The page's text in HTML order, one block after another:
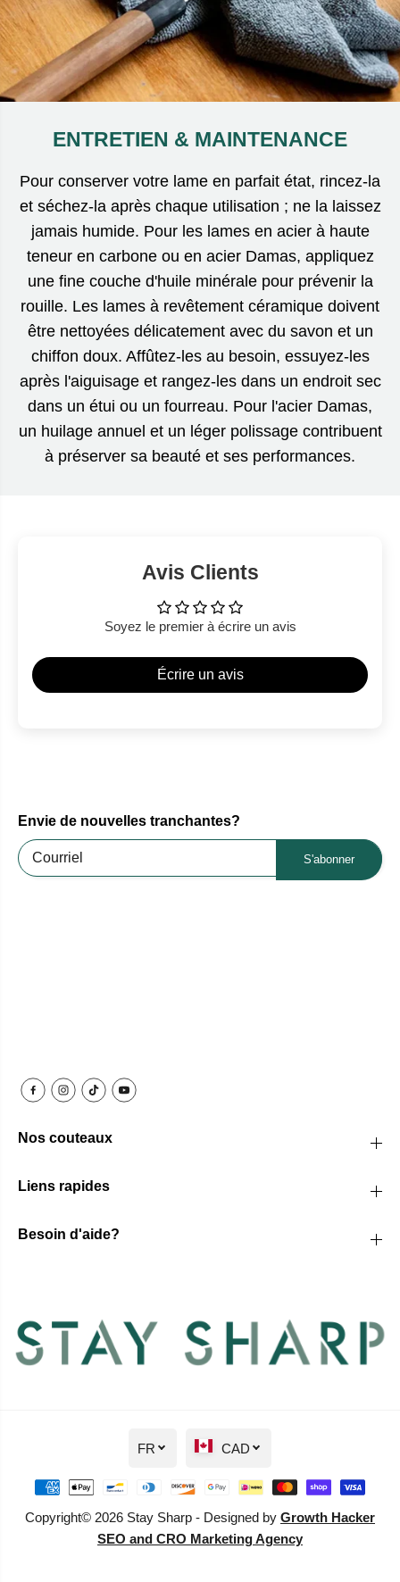
ENTRETIEN & MAINTENANCE
Pour conserver votre lame en parfait état, rincez-la
et séchez-la après chaque utilisation ; ne la laissez
jamais humide. Pour les lames en acier à haute
teneur en carbone ou en acier Damas, appliquez
une fine couche d'huile minérale pour prévenir la
rouille. Les lames à revêtement céramique doivent
être nettoyées délicatement avec du savon et un
chiffon doux. Affûtez-les au besoin, essuyez-les
après l'aiguisage et rangez-les dans un endroit sec
dans un étui ou un fourreau. Pour l'acier Damas,
un huilage annuel et un léger polissage contribuent
à préserver sa beauté et ses performances.
Avis Clients
Soyez le premier à écrire un avis
Écrire un avis
Envie de nouvelles tranchantes?
S'abonner
Nos couteaux
Liens rapides
Besoin d'aide?
Copyright© 2026 Stay Sharp - Designed by Growth Hacker
SEO and CRO Marketing Agency
FR CAD